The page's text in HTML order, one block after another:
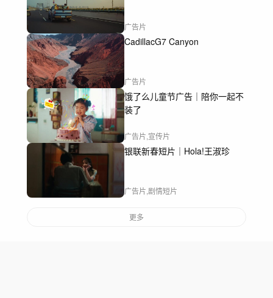
广告片
CadillacG7 Canyon
广告片
饿了么儿童节广告｜陪你一起不
装了
广告片,宣传片
银联新春短片｜Hola!王淑珍
广告片,剧情短片
更多